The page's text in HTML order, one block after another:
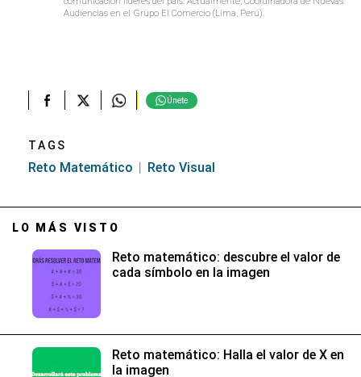
Audiencias en el Grupo El Comercio (Lima, Perú).
Únete
TAGS
Reto Matemático Reto Visual
LO MÁS VISTO
Reto matemático: descubre el valor de
cada símbolo en la imagen
Reto matemático: Halla el valor de X en
la imagen